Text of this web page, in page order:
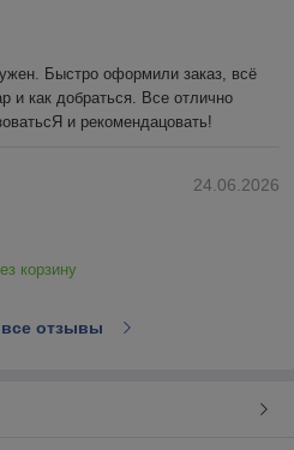
Быстро оформили заказ, всё
и как добраться. Все отлично
и рекомендацовать!
24.06.2026
корзину
все отзывы